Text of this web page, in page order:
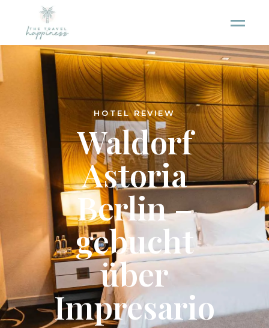
HOTEL REVIEW
Waldorf
Astoria
Berlin –
gebucht
über
Impresario